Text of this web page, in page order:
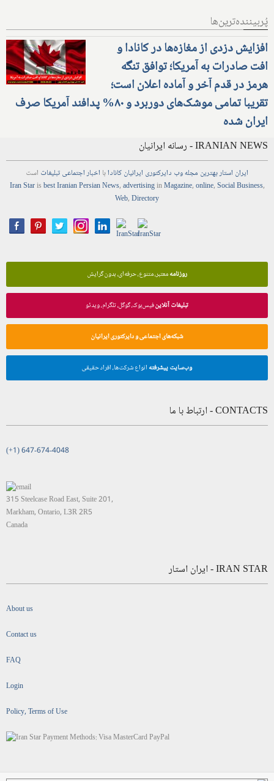
پُربیننده‌ترین‌ها
افزایش دزدی از مغازه‌ها در کانادا و
افت صادرات به آمریکا؛ توافق تنگه
هرمز در قدم آخر و آماده اعلان است؛
تقریبا تمامی موشک‌های دوربرد و ۸۰% پدافند آمریکا صرف
ایران شده
IRANIAN NEWS - رسانه ایرانیان
ایران استاربهترین مجلهوب دایرکتوری ایرانیان کانادابا اخباراجتماعیتبلیغات است
Iran Starisbest Iranian PersianNews,advertisinginMagazine,online,Social Business,
Web,Directory
روزنامهمعتبر، متنوع، حرفه‌ای، بدون گرایش
تبلیغات آنلاینفیس‌بوک، گوگل، تلگرام، ویدئو
شبکه‌های اجتماعی و دایرکتوری ایرانیان
وب‌سایت پیشرفته انواع شرکت‌ها، افراد حقیقی
CONTACTS - ارتباط با ما
(+1) 647-674-4048
315 Steelcase Road East, Suite 201,
Markham, Ontario, L3R 2R5
Canada
IRAN STAR - ایران استار
About us
Contact us
FAQ
Login
Policy, Terms of Use